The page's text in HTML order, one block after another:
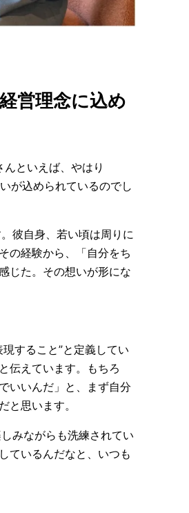
営理念に込め
といえば、やはり
が込められているのでし
彼自身、若い頃は周りに
の経験から、「自分をち
じた。その想いが形にな
すること”と定義してい
伝えています。もちろ
いいんだ」と、まず自分
と思います。
みながらも洗練されてい
ているんだなと、いつも